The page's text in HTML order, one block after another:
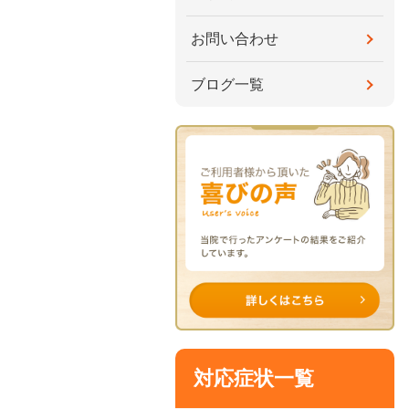
お問い合わせ
ブログ一覧
対応症状一覧